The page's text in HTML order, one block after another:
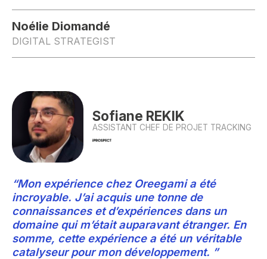
Noélie Diomandé
DIGITAL STRATEGIST
Sofiane REKIK
ASSISTANT CHEF DE PROJET TRACKING
“Mon expérience chez Oreegami a été
incroyable. J’ai acquis une tonne de
connaissances et d’expériences dans un
domaine qui m’était auparavant étranger. En
somme, cette expérience a été un véritable
catalyseur pour mon développement. ”